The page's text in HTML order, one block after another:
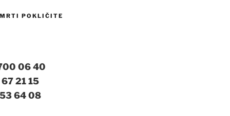
POKLIČITE
06 40
21 15
64 08